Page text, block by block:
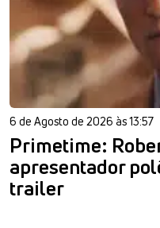
6 de Agosto de 2026 às 13:57
Primetime:
apresentador
trailer